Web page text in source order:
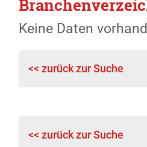
Keine Daten
<< zurück zur Suche
<< zurück zur Suche